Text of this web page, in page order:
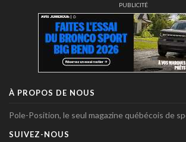
PUBLICITÉ
À PROPOS DE NOUS
Pole-Position, le seul magazine québécois de
SUIVEZ-NOUS